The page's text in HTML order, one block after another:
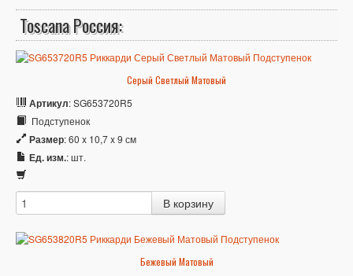
Toscana Россия:
Серый Светлый Матовый
Артикул: SG653720R5
Подступенок
Размер: 60 x 10,7 x 9 см
Ед. изм.: шт.
Бежевый Матовый